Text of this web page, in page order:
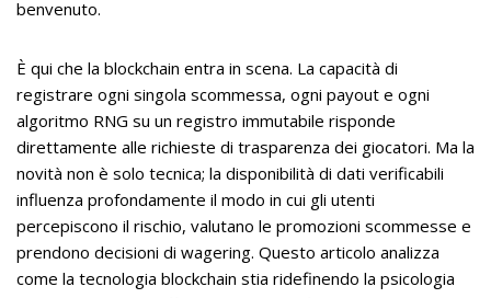
benvenuto.
È qui che la blockchain entra in scena. La capacità di
registrare ogni singola scommessa, ogni payout e ogni
algoritmo RNG su un registro immutabile risponde
direttamente alle richieste di trasparenza dei giocatori. Ma la
novità non è solo tecnica; la disponibilità di dati verificabili
influenza profondamente il modo in cui gli utenti
percepiscono il rischio, valutano le promozioni scommesse e
prendono decisioni di wagering. Questo articolo analizza
come la tecnologia blockchain stia ridefinendo la psicologia